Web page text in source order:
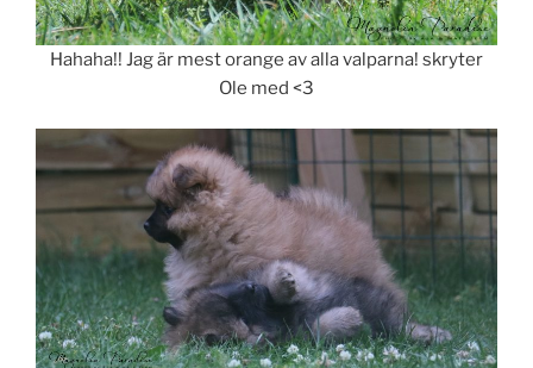
Hahaha!! Jag är mest orange av alla valparna! skryter
Ole med <3